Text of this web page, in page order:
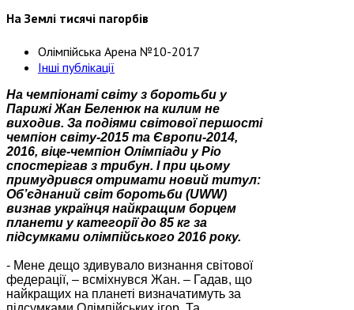
На Землі тисячі пагорбів
Олімпійська Арена №10-2017
Інші публікації
На чемпіонаті світу з боротьби у
Парижі Жан Беленюк на килим не
виходив. За подіями світової першості
чемпіон світу-2015 та Європи-2014,
2016, віце-чемпіон Олімпіади у Ріо
спостерігав з трибун. І при цьому
примудрився отримати новий титул:
Об’єднаний світ боротьби (UWW)
визнав українця найкращим борцем
планети у категорії до 85 кг за
підсумками олімпійського 2016 року.
- Мене дещо здивувало визнання світової
федерації, – всміхнувся Жан. – Гадав, що
найкращих на планеті визначатимуть за